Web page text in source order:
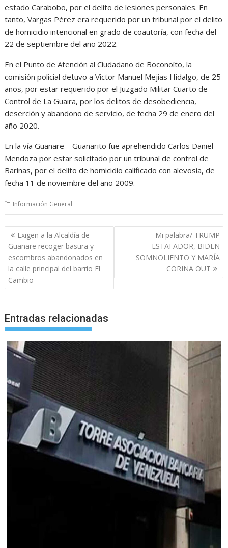
estado Carabobo, por el delito de lesiones personales. En
tanto, Vargas Pérez era requerido por un tribunal por el delito
de homicidio intencional en grado de coautoría, con fecha del
22 de septiembre del año 2022.
En el Punto de Atención al Ciudadano de Boconoíto, la
comisión policial detuvo a Víctor Manuel Mejías Hidalgo, de 25
años, por estar requerido por el Juzgado Militar Cuarto de
Control de La Guaira, por los delitos de desobediencia,
deserción y abandono de servicio, de fecha 29 de enero del
año 2020.
En la vía Guanare – Guanarito fue aprehendido Carlos Daniel
Mendoza por estar solicitado por un tribunal de control de
Barinas, por el delito de homicidio calificado con alevosía, de
fecha 11 de noviembre del año 2009.
Información General
Navegación
de
entradas
Exigen a la Alcaldía de
Guanare recoger basura y
escombros abandonados en
la calle principal del barrio El
Cambio
Mi palabra/ TRUMP
ESTAFADOR, BIDEN
SOMNOLIENTO Y MARÍA
CORINA OUT
Entradas relacionadas